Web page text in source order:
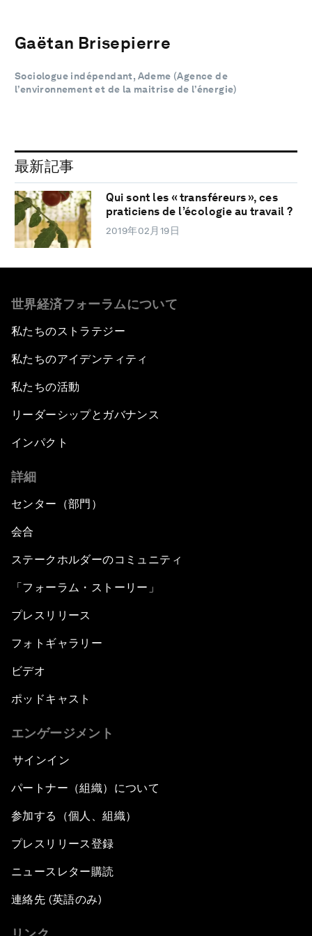
Gaëtan Brisepierre
Sociologue indépendant, Ademe (Agence de
l’environnement et de la maitrise de l’énergie)
最新記事
Qui sont les « transféreurs », ces
praticiens de l’écologie au travail ?
2019年02月19日
世界経済フォーラムについて
私たちのストラテジー
私たちのアイデンティティ
私たちの活動
リーダーシップとガバナンス
インパクト
詳細
センター（部門）
会合
ステークホルダーのコミュニティ
「フォーラム・ストーリー」
プレスリリース
フォトギャラリー
ビデオ
ポッドキャスト
エンゲージメント
サインイン
パートナー（組織）について
参加する（個人、組織）
プレスリリース登録
ニュースレター購読
連絡先 (英語のみ)